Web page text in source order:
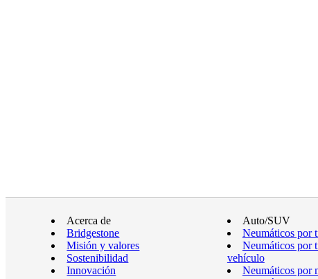
Acerca de
Bridgestone
Misión y valores
Sostenibilidad
Innovación
Auto/SUV
Neumáticos por
Neumáticos por
vehículo
Neumáticos por